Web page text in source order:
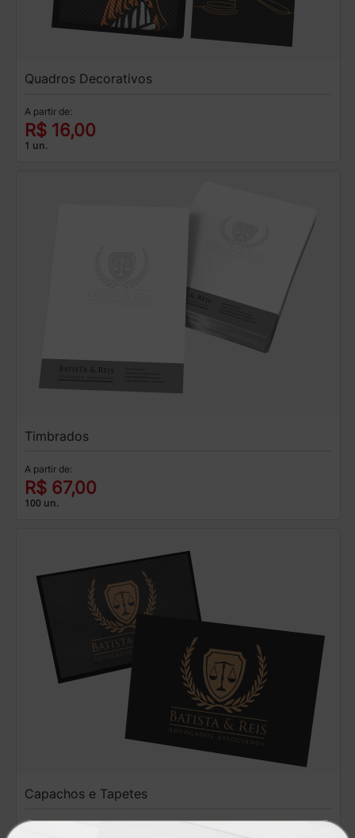
Quadros Decorativos
A partir de:
R$ 16,00
1 un.
Timbrados
A partir de:
R$ 67,00
100 un.
Capachos e Tapetes
A partir de: